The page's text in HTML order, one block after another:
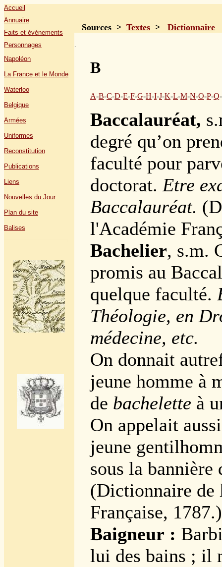
Accueil
Annuaire
Faits et événements
Personnages
Napoléon
La France et le Monde
Waterloo
Belgique
Armées
Uniformes
Reconstitution
Publications
Liens
Nouvelles du Jour
Plan du site
Balises
Sources > Textes > Dictionnaire
.
B
A-B-C-D-E-F-G-H-I-J-K-L-M-N-O-P-Q-
Baccalauréat,
degré qu’on
faculté pour
doctorat. Etre
Baccalauréat.
l'Académie
Bachelier, s.m.
promis au
quelque faculté.
Théologie, en
médecine, etc.
On donnait
jeune homme à
de bachelette à
On appelait
jeune
sous la bannière
(Dictionnaire de
Française, 1787.)
Baigneur :
lui des bains ; il